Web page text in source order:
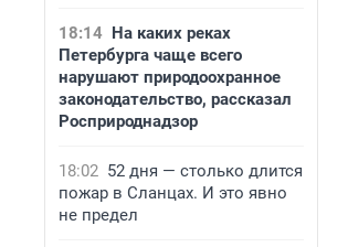
18:14 На каких реках
Петербурга чаще всего
нарушают природоохранное
законодательство, рассказал
Росприроднадзор
18:02 52 дня — столько длится
пожар в Сланцах. И это явно
не предел